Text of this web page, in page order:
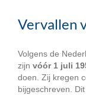
Vervallen
Volgens de
zijn vóór 1 juli
doen. Zij kregen
bijgeschreven.